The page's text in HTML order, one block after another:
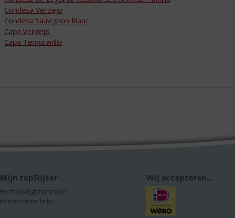
Condesa Verdejo
Condesa Sauvignon Blanc
Capa Verdejo
Capa Tempranillo
Mijn topSlijter
Herroepingsformulier
Interessante links
Wij accepteren...